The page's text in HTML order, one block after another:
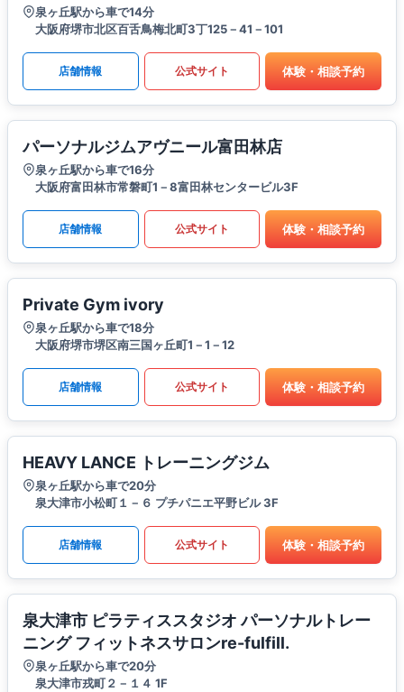
泉ヶ丘駅から車で14分
大阪府堺市北区百舌鳥梅北町3丁125－41－101
店舗情報 公式サイト 体験・相談予約
パーソナルジムアヴニール富田林店
泉ヶ丘駅から車で16分
大阪府富田林市常磐町1－8富田林センタービル3F
店舗情報 公式サイト 体験・相談予約
Private Gym ivory
泉ヶ丘駅から車で18分
大阪府堺市堺区南三国ヶ丘町1－1－12
店舗情報 公式サイト 体験・相談予約
HEAVY LANCE トレーニングジム
泉ヶ丘駅から車で20分
泉大津市小松町１－６ プチパニエ平野ビル 3F
店舗情報 公式サイト 体験・相談予約
泉大津市 ピラティススタジオ パーソナルトレー
ニング フィットネスサロンre-fulfill.
泉ヶ丘駅から車で20分
泉大津市戎町２－１４ 1F